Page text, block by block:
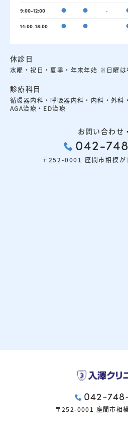
9:00-12:00 ● ● -
14:00-18:00 ● ● -
休診日
水曜・祝日・夏季・年末年始 ※日曜は
診療科目
循環器内科・呼吸器内科・内科・外科
AGA治療・ED治療
お問い合わせ
042-
〒252-0001 座間市相模
042-
〒252-0001 座間市相